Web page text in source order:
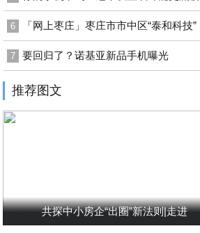
6 「网上枣庄」枣庄市市中区“泰和科技”
7 要回归了？诺基亚新品手机曝光
推荐图文
共探中小房企“出圈”新法则|走进